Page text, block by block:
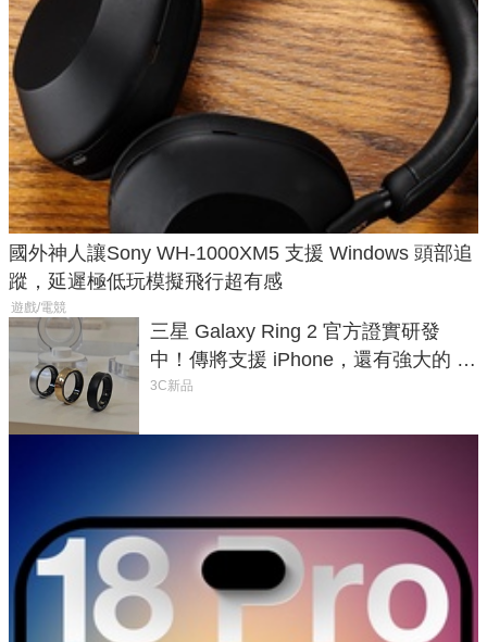
國外神人讓Sony WH-1000XM5 支援 Windows 頭部追
蹤，延遲極低玩模擬飛行超有感
遊戲/電競
三星 Galaxy Ring 2 官方證實研發
中！傳將支援 iPhone，還有強大的 AI
與智慧家電連動功能
3C新品